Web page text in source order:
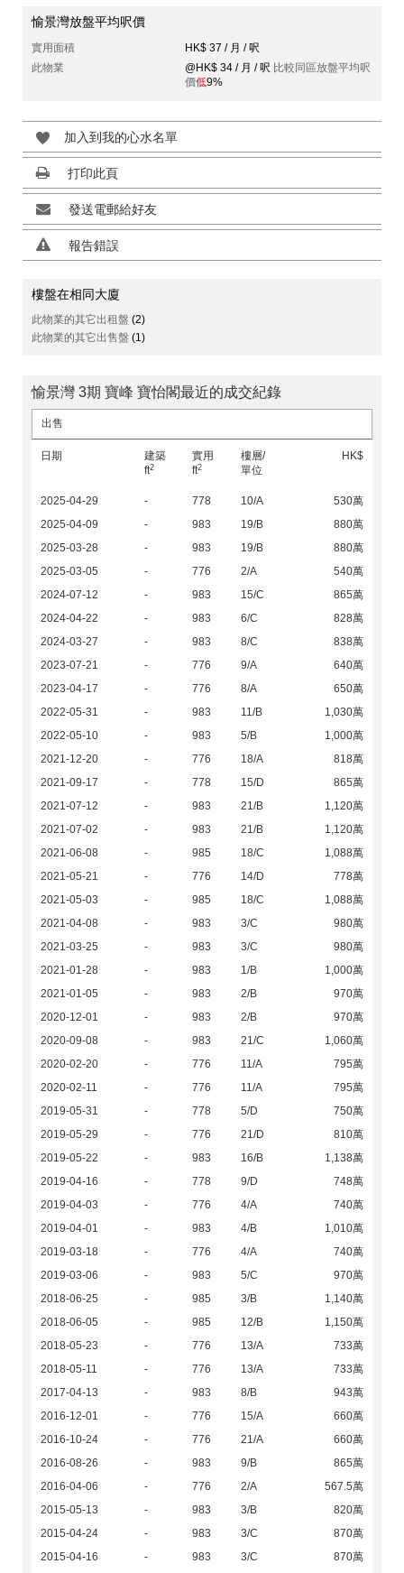
愉景灣放盤平均呎價
實用面積
HK$ 37 / 月 / 呎
此物業
@HK$ 34 / 月 / 呎 比較同區放盤平均呎
價低9%
加入到我的心水名單
打印此頁
發送電郵給好友
報告錯誤
樓盤在相同大廈
此物業的其它出租盤 (2)
此物業的其它出售盤 (1)
愉景灣 3期 寶峰 寶怡閣最近的成交紀錄
出售
日期
建築
ft2
實用
ft2
樓層/
單位
HK$
2025-04-29 - 778 10/A
530萬
2025-04-09
- 983 19/B
880萬
2025-03-28
- 983 19/B
880萬
2025-03-05
- 776 2/A
540萬
2024-07-12
- 983 15/C
865萬
2024-04-22
- 983 6/C
828萬
2024-03-27
- 983 8/C
838萬
2023-07-21
- 776 9/A
640萬
2023-04-17
- 776 8/A
650萬
2022-05-31
- 983 11/B
1,030萬
2022-05-10
- 983 5/B
1,000萬
2021-12-20
- 776 18/A
818萬
2021-09-17
- 778 15/D
865萬
2021-07-12
- 983 21/B
1,120萬
2021-07-02
- 983 21/B
1,120萬
2021-06-08
- 985 18/C
1,088萬
2021-05-21
- 776 14/D
778萬
2021-05-03
- 985 18/C
1,088萬
2021-04-08
- 983 3/C
980萬
2021-03-25
- 983 3/C
980萬
2021-01-28
- 983 1/B
1,000萬
2021-01-05
- 983 2/B
970萬
2020-12-01
- 983 2/B
970萬
2020-09-08
- 983 21/C
1,060萬
2020-02-20
- 776 11/A
795萬
2020-02-11
- 776 11/A
795萬
2019-05-31
- 778 5/D
750萬
2019-05-29
- 776 21/D
810萬
2019-05-22
- 983 16/B
1,138萬
2019-04-16
- 778 9/D
748萬
2019-04-03
- 776 4/A
740萬
2019-04-01
- 983 4/B
1,010萬
2019-03-18
- 776 4/A
740萬
2019-03-06
- 983 5/C
970萬
2018-06-25
- 985 3/B
1,140萬
2018-06-05
- 985 12/B
1,150萬
2018-05-23
- 776 13/A
733萬
2018-05-11
- 776 13/A
733萬
2017-04-13
- 983 8/B
943萬
2016-12-01
- 776 15/A
660萬
2016-10-24
- 776 21/A
660萬
2016-08-26
- 983 9/B
865萬
2016-04-06
- 776 2/A
567.5萬
2015-05-13
- 983 3/B
820萬
2015-04-24
- 983 3/C
870萬
2015-04-16
- 983 3/C
870萬